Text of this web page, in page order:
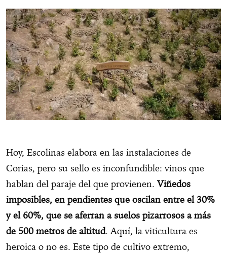
Hoy, Escolinas elabora en las instalaciones de
Corias, pero su sello es inconfundible: vinos que
hablan del paraje del que provienen. Viñedos
imposibles, en pendientes que oscilan entre el 30%
y el 60%, que se aferran a suelos pizarrosos a más
de 500 metros de altitud. Aquí, la viticultura es
heroica o no es. Este tipo de cultivo extremo,